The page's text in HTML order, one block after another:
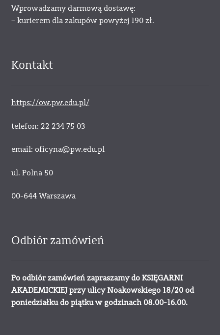
Wprowadzamy darmową dostawę:
– kurierem dla zakupów powyżej 190 zł.
Kontakt
https://ow.pw.edu.pl/
telefon: 22 234 75 03
email: oficyna@pw.edu.pl
ul. Polna 50
00-644 Warszawa
Odbiór zamówień
Po odbiór zamówień zapraszamy do KSIĘGARNI
AKADEMICKIEJ przy ulicy Noakowskiego 18/20 od
poniedziałku do piątku w godzinach 08.00-16.00.